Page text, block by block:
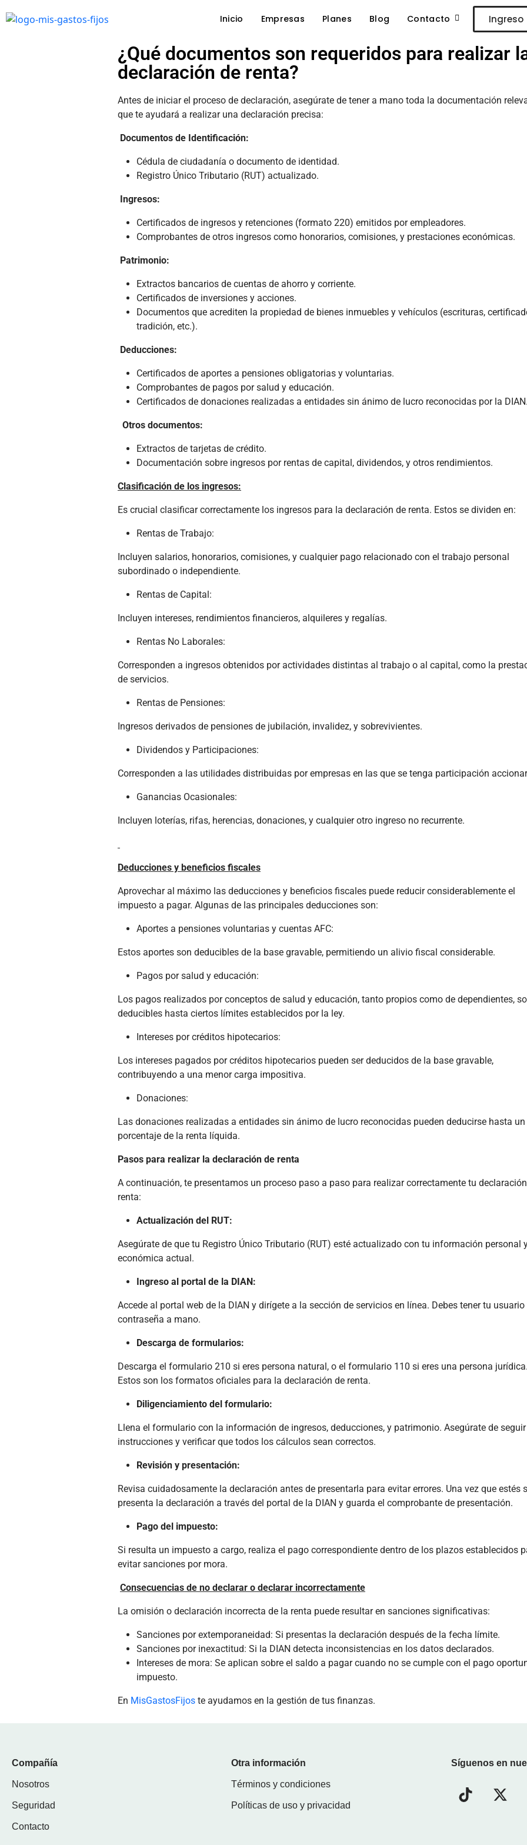
Inicio Empresas Planes Blog Contacto Ingreso
¿Qué documentos son requeridos para realizar
declaración de renta?
Antes de iniciar el proceso de declaración, asegúrate de tener a mano toda la documentación
que te ayudará a realizar una declaración precisa:
Documentos de Identificación:
Cédula de ciudadanía o documento de identidad.
Registro Único Tributario (RUT) actualizado.
Ingresos:
Certificados de ingresos y retenciones (formato 220) emitidos por empleadores.
Comprobantes de otros ingresos como honorarios, comisiones, y prestaciones económicas.
Patrimonio:
Extractos bancarios de cuentas de ahorro y corriente.
Certificados de inversiones y acciones.
Documentos que acrediten la propiedad de bienes inmuebles y vehículos (escrituras,
tradición, etc.).
Deducciones:
Certificados de aportes a pensiones obligatorias y voluntarias.
Comprobantes de pagos por salud y educación.
Certificados de donaciones realizadas a entidades sin ánimo de lucro reconocidas por la DIAN.
Otros documentos:
Extractos de tarjetas de crédito.
Documentación sobre ingresos por rentas de capital, dividendos, y otros rendimientos.
Clasificación de los ingresos:
Es crucial clasificar correctamente los ingresos para la declaración de renta. Estos se dividen en:
Rentas de Trabajo:
Incluyen salarios, honorarios, comisiones, y cualquier pago relacionado con el trabajo personal
subordinado o independiente.
Rentas de Capital:
Incluyen intereses, rendimientos financieros, alquileres y regalías.
Rentas No Laborales:
Corresponden a ingresos obtenidos por actividades distintas al trabajo o al capital, como la
de servicios.
Rentas de Pensiones:
Ingresos derivados de pensiones de jubilación, invalidez, y sobrevivientes.
Dividendos y Participaciones:
Corresponden a las utilidades distribuidas por empresas en las que se tenga participación
Ganancias Ocasionales:
Incluyen loterías, rifas, herencias, donaciones, y cualquier otro ingreso no recurrente.
Deducciones y beneficios fiscales
Aprovechar al máximo las deducciones y beneficios fiscales puede reducir considerablemente el
impuesto a pagar. Algunas de las principales deducciones son:
Aportes a pensiones voluntarias y cuentas AFC:
Estos aportes son deducibles de la base gravable, permitiendo un alivio fiscal considerable.
Pagos por salud y educación:
Los pagos realizados por conceptos de salud y educación, tanto propios como de dependientes,
deducibles hasta ciertos límites establecidos por la ley.
Intereses por créditos hipotecarios:
Los intereses pagados por créditos hipotecarios pueden ser deducidos de la base gravable,
contribuyendo a una menor carga impositiva.
Donaciones:
Las donaciones realizadas a entidades sin ánimo de lucro reconocidas pueden deducirse hasta
porcentaje de la renta líquida.
Pasos para realizar la declaración de renta
A continuación, te presentamos un proceso paso a paso para realizar correctamente tu
renta:
Actualización del RUT:
Asegúrate de que tu Registro Único Tributario (RUT) esté actualizado con tu información personal
económica actual.
Ingreso al portal de la DIAN:
Accede al portal web de la DIAN y dirígete a la sección de servicios en línea. Debes tener tu usuario
contraseña a mano.
Descarga de formularios:
Descarga el formulario 210 si eres persona natural, o el formulario 110 si eres una persona jurídica.
Estos son los formatos oficiales para la declaración de renta.
Diligenciamiento del formulario:
Llena el formulario con la información de ingresos, deducciones, y patrimonio. Asegúrate de
instrucciones y verificar que todos los cálculos sean correctos.
Revisión y presentación:
Revisa cuidadosamente la declaración antes de presentarla para evitar errores. Una vez que estés
presenta la declaración a través del portal de la DIAN y guarda el comprobante de presentación.
Pago del impuesto:
Si resulta un impuesto a cargo, realiza el pago correspondiente dentro de los plazos establecidos
evitar sanciones por mora.
Consecuencias de no declarar o declarar incorrectamente
La omisión o declaración incorrecta de la renta puede resultar en sanciones significativas:
Sanciones por extemporaneidad: Si presentas la declaración después de la fecha límite.
Sanciones por inexactitud: Si la DIAN detecta inconsistencias en los datos declarados.
Intereses de mora: Se aplican sobre el saldo a pagar cuando no se cumple con el pago
impuesto.
En MisGastosFijoste ayudamos en la gestión de tus finanzas.
Compañía
Nosotros
Seguridad
Contacto
Otra información
Términos y condiciones
Políticas de uso y privacidad
Síguenos en